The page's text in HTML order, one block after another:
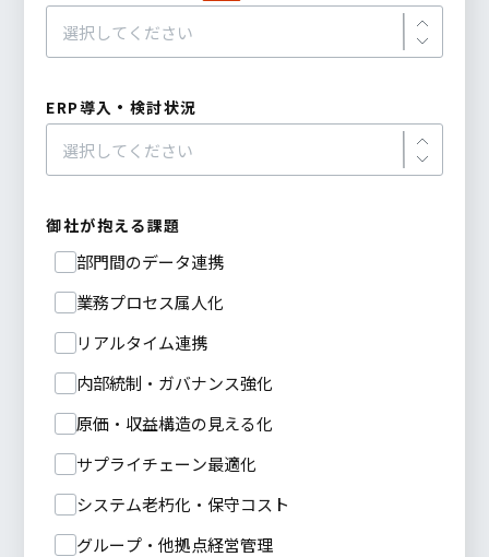
ERP導入・検討状況
御社が抱える課題
部門間のデータ連携
業務プロセス属人化
リアルタイム連携
内部統制・ガバナンス強化
原価・収益構造の見える化
サプライチェーン最適化
システム老朽化・保守コスト
グループ・他拠点経営管理